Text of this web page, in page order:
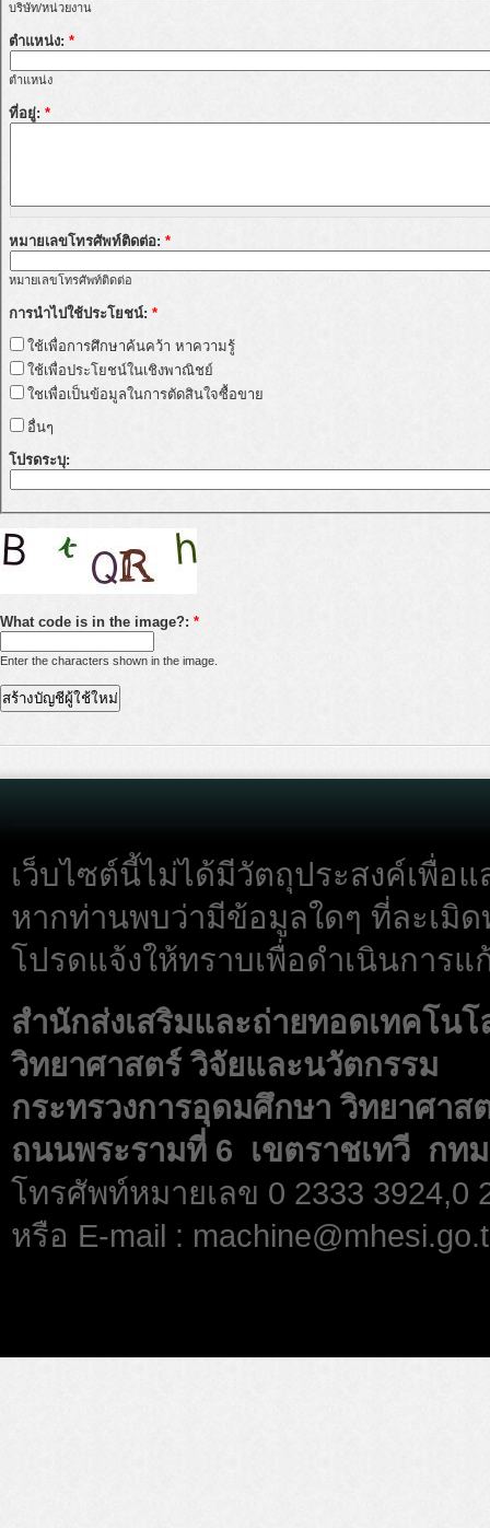
บริษัท/หน่วยงาน
ตำแหน่ง:*
ตำแหน่ง
ที่อยู่:*
หมายเลขโทรศัพท์ติดต่อ:*
หมายเลขโทรศัพท์ติดต่อ
การนำไปใช้ประโยชน์:*
ใช้เพื่อการศึกษาค้นคว้า หาความรู้
ใช้เพื่อประโยชน์ในเชิงพาณิชย์
ใชเพื่อเป็นข้อมูลในการตัดสินใจซื้อขาย
อื่นๆ
โปรดระบุ:
What code is in the image?: *
Enter the characters shown in the image.
เว็บไซต์นี้ไม่ได้มีวัตถุประสงค์เพื่อแ
หากท่านพบว่ามีข้อมูลใดๆ ที่ละเมิ
โปรดแจ้งให้ทราบเพื่อดำเนินการ
สำนักส่งเสริมและถ่ายทอดเทคโน
วิทยาศาสตร์ วิจัยและนวัตกรรม
กระทรวงการอุดมศึกษา วิทยาศาส
ถนนพระรามที่ 6 เขตราชเทวี กทม
โทรศัพท์หมายเลข 0 2333 3924,0
หรือ E-mail :